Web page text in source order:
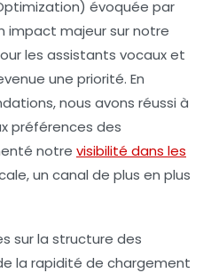
évoquée par
impact majeur sur notre
les assistants vocaux et
une priorité. En
nous avons réussi à
préférences des
notre visibilité dans les
un canal de plus en plus
sur la structure des
la rapidité de chargement